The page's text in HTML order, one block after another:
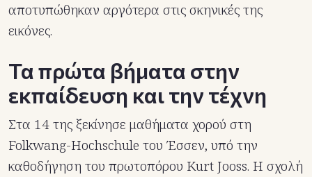
αποτυπώθηκαν αργότερα στις σκηνικές της
εικόνες.
Τα πρώτα βήματα στην
εκπαίδευση και την τέχνη
Στα 14 της ξεκίνησε μαθήματα χορού στη
Folkwang-Hochschule του Έσσεν, υπό την
καθοδήγηση του πρωτοπόρου Kurt Jooss. Η σχολή